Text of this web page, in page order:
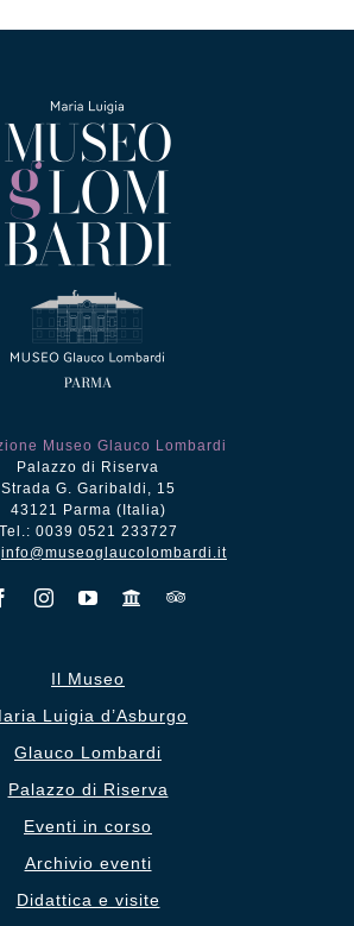
Museo Glauco Lombardi
Palazzo di Riserva
Strada G. Garibaldi, 15
43121 Parma (Italia)
Tel.: 0039 0521 233727
info@museoglaucolombardi.it
Il Museo
Luigia d’Asburgo
Glauco Lombardi
Palazzo di Riserva
Eventi in corso
Archivio eventi
Didattica e visite